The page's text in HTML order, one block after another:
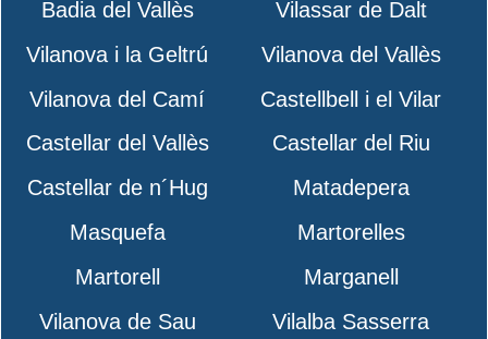
Badia del Vallès
Vilassar de Dalt
Vilanova i la Geltrú
Vilanova del Vallès
Vilanova del Camí
Castellbell i el Vilar
Castellar del Vallès
Castellar del Riu
Castellar de n´Hug
Matadepera
Masquefa
Martorelles
Martorell
Marganell
Vilanova de Sau
Vilalba Sasserra